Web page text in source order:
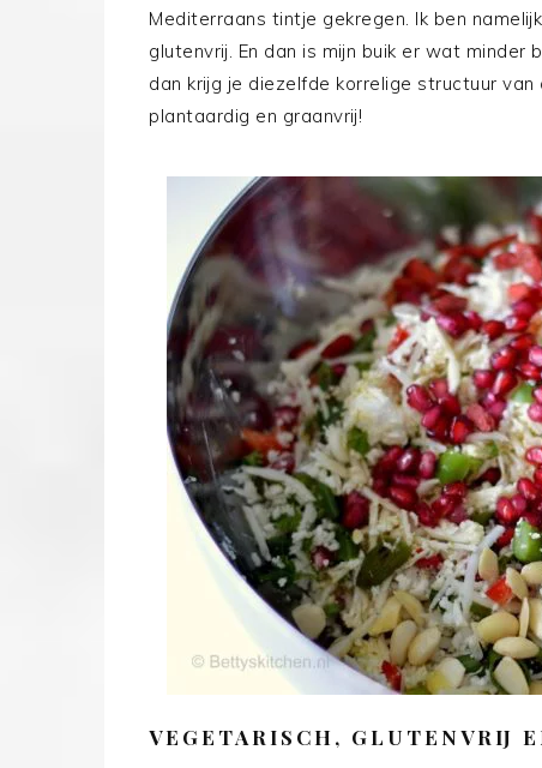
Mediterraans tintje gekregen. Ik ben
glutenvrij. En dan is mijn buik er wat minder
dan krijg je diezelfde korrelige structuur
plantaardig en graanvrij!
VEGETARISCH, GLUTENVRIJ